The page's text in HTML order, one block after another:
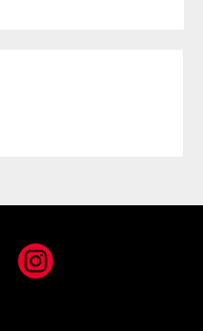
Instagram